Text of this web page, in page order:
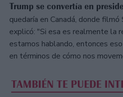
Trump se convertía en
quedaría en Canadá, donde
explicó: "Si esa es realmente la
estamos hablando, entonces
en términos de cómo nos
TAMBIÉN TE PUEDE